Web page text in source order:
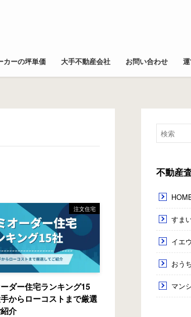
カーの坪単価 大手不動産会社 お問い合わせ
注文住宅
ダー住宅ランキング15
からローコストまで厳選
介
不動産
すま
イエ
おう
マン